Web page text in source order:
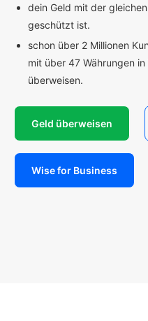
dein Geld mit der
geschützt ist.
schon über 2 Millionen
mit über 47 Währungen
überweisen.
Geld überweisen
Wise for Business